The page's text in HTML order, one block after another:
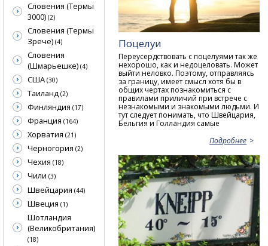
Поцелуи
Переусердствовать с поцелуями так же
нехорошо, как и недоцеловать. Может
выйти неловко. Поэтому, отправляясь
за границу, имеет смысл хотя бы в
общих чертах познакомиться с
правилами приличий при встрече с
незнакомыми и знакомыми людьми. И
тут следует понимать, что Швейцария,
Бельгия и Голландия самые
Подробнее
Словения (Термы
3000) (2)
Словения (Термы
Зрече) (4)
Словения
(Шмарьешке) (4)
США (30)
Таиланд (2)
Финляндия (17)
Франция (164)
Хорватия (21)
Черногория (2)
Чехия (18)
Чили (3)
Швейцария (44)
Швеция (1)
Шотландия
(Великобритания)
(18)